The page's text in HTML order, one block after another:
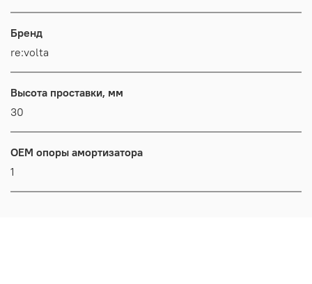
Бренд
re:volta
Высота проставки, мм
30
OEM опоры амортизатора
1